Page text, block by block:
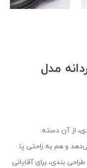
مدل
از آن دسته
و هم به راحتی پا.
بندی، برای آقایانی